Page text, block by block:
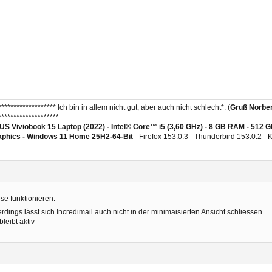
Ich bin in allem nicht gut, aber auch nicht schlecht*. (Gruß
Viviobook 15 Laptop (2022) - Intel® Core™ i5 (3,60 GHz) - 8 GB RAM - 512
-Windows 11 Home 25H2-64-Bit - Firefox 153.0.3 - Thunderbird 153.0.2 -
funktionieren.
lässt sich Incredimail auch nicht in der minimaisierten Ansicht schliessen.
aktiv